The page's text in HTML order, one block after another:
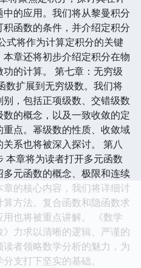
的应用。我们将从黎曼积分
函数的条件，并介绍定积分
式将作为计算定积分的关键
章还将初步介绍定积分在物
的计算。 第七章：无穷级
数扩展到无穷级数。我们将
，包括正项级数、交错级数
的概念，以及一致收敛的定
点。幂级数的性质、收敛域
系也将被深入探讨。 第八
本章将为读者打开多元函数
元函数的概念、极限和连续
的核心内容，我们将详细讨
方法。复合函数和隐函数求
也将被重点讲解。 《数学
力求以清晰的逻辑、严谨的
者领略数学分析的魅力，为
支打下坚实的基础。